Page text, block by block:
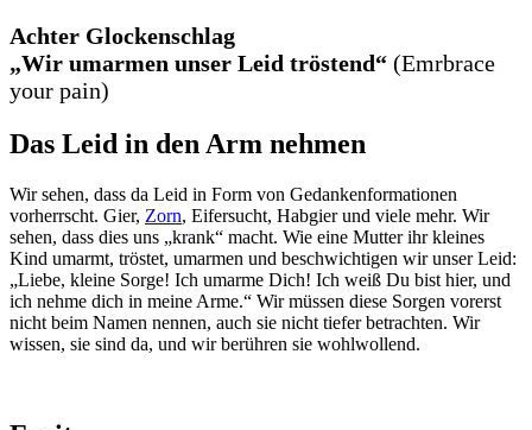
Achter Glockenschlag
„Wir umarmen unser Leid tröstend“ (Emrbrace
your pain)
Das Leid in den Arm nehmen
Wir sehen, dass da Leid in Form von Gedankenformationen
vorherrscht. Gier, Zorn, Eifersucht, Habgier und viele mehr. Wir
sehen, dass dies uns „krank“ macht. Wie eine Mutter ihr kleines
Kind umarmt, tröstet, umarmen und beschwichtigen wir unser Leid:
„Liebe, kleine Sorge! Ich umarme Dich! Ich weiß Du bist hier, und
ich nehme dich in meine Arme.“ Wir müssen diese Sorgen vorerst
nicht beim Namen nennen, auch sie nicht tiefer betrachten. Wir
wissen, sie sind da, und wir berühren sie wohlwollend.